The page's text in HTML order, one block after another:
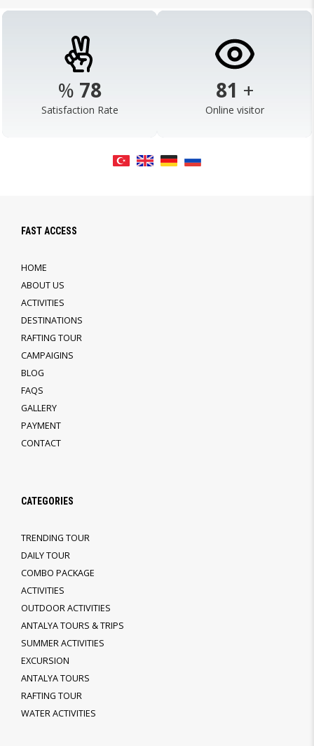
% 98
Satisfaction Rate
103 +
Online visitor
FAST ACCESS
HOME
ABOUT US
ACTIVITIES
DESTINATIONS
RAFTING TOUR
CAMPAIGINS
BLOG
FAQS
GALLERY
PAYMENT
CONTACT
CATEGORIES
TRENDING TOUR
DAILY TOUR
COMBO PACKAGE
ACTIVITIES
OUTDOOR ACTIVITIES
ANTALYA TOURS & TRIPS
SUMMER ACTIVITIES
EXCURSION
ANTALYA TOURS
RAFTING TOUR
WATER ACTIVITIES